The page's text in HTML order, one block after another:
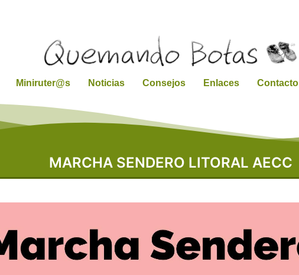
Miniruter@s Noticias Consejos Enlaces Contacto
MARCHA SENDERO LITORAL AECC